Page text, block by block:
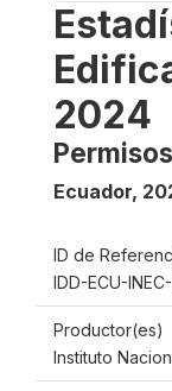
2024
Ecuador,
ID de
IDD-ECU-
Productor(es)
Instituto